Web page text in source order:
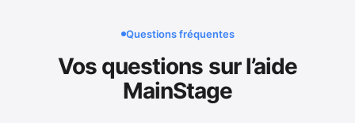
Questions fréquentes
Vos questions sur l’aide
MainStage